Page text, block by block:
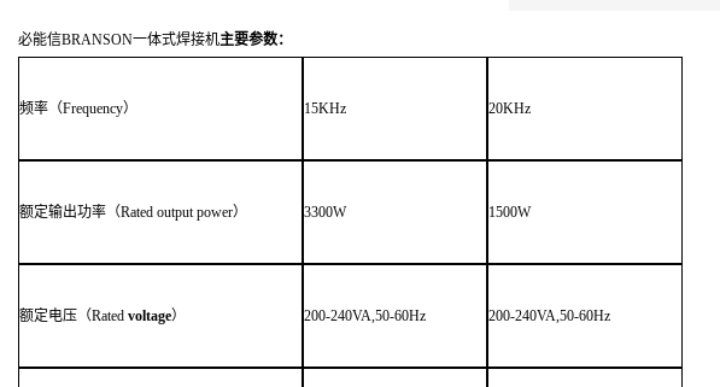
必能信BRANSON一体式焊接机主要参数：
频率（Frequency） 15KHz 20KHz
额定输出功率（Rated output power） 3300W 1500W
额定电压（Rated voltage） 200-240VA,50-60Hz 200-240VA,50-60Hz